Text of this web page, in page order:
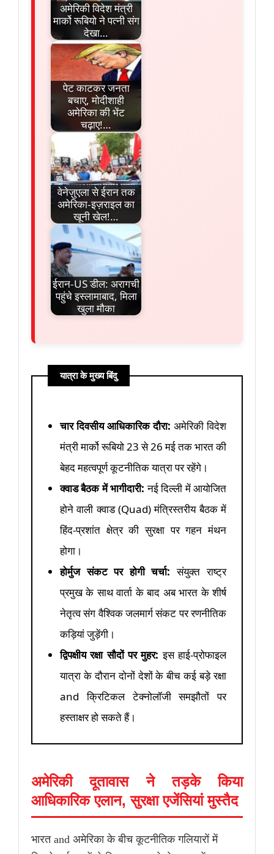
अमेरिकी विदेश मंत्री
मार्को रूबियो ने पत्नी संग
देखा…
पेट काटकर जनता
बचाए, मोदीशाही
अमेरिका की भेंट
चढ़ाए!…
वेनेज़ुएला से ईरान तक
अमेरिका-इज़राइल का
खूनी खेल!…
ईरान-US डील: अरागची
पहुंचे इस्लामाबाद, मिला
खुला मौका
यात्रा के मुख्य बिंदु
चार दिवसीय आधिकारिक दौरा: अमेरिकी विदेश
मंत्री मार्को रूबियो 23 से 26 मई तक भारत की
बेहद महत्वपूर्ण कूटनीतिक यात्रा पर रहेंगे।
क्वाड बैठक में भागीदारी: नई दिल्ली में आयोजित
होने वाली क्वाड (Quad) मंत्रिस्तरीय बैठक में
हिंद-प्रशांत क्षेत्र की सुरक्षा पर गहन मंथन
होगा।
होर्मुज संकट पर होगी चर्चा: संयुक्त राष्ट्र
प्रमुख के साथ वार्ता के बाद अब भारत के शीर्ष
नेतृत्व संग वैश्विक जलमार्ग संकट पर रणनीतिक
कड़ियां जुड़ेंगी।
द्विपक्षीय रक्षा सौदों पर मुहर: इस हाई-प्रोफाइल
यात्रा के दौरान दोनों देशों के बीच कई बड़े रक्षा
and क्रिटिकल टेक्नोलॉजी समझौतों पर
हस्ताक्षर हो सकते हैं।
अमेरिकी दूतावास ने तड़के किया
आधिकारिक एलान, सुरक्षा एजेंसियां मुस्तैद
भारत and अमेरिका के बीच कूटनीतिक गलियारों में